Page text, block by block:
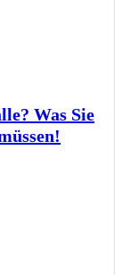
Was Sie